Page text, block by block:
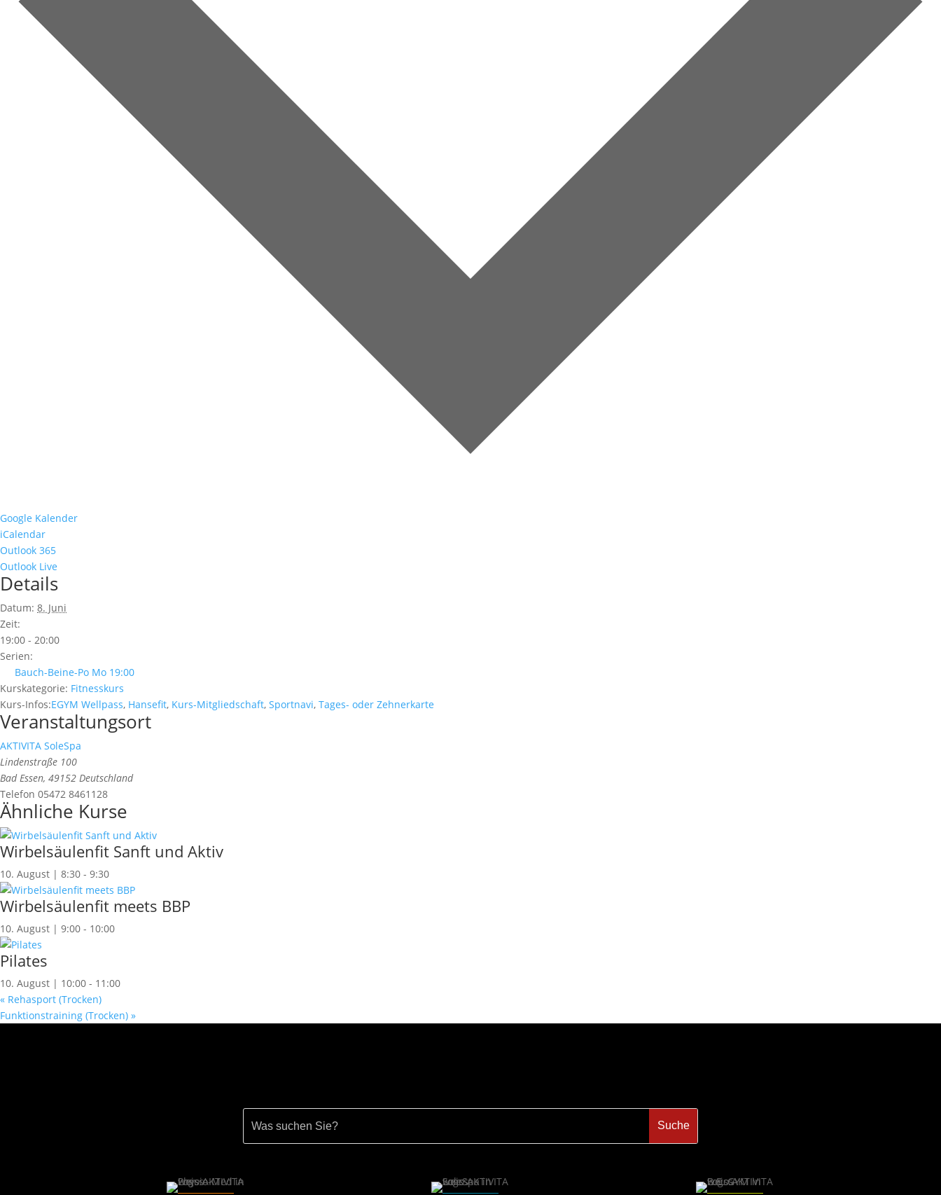
Google Kalender
iCalendar
Outlook 365
Outlook Live
Details
Datum: 8. Juni
Zeit:
19:00 - 20:00
Serien:
Bauch-Beine-Po Mo 19:00
Kurskategorie: Fitnesskurs
Kurs-Infos:EGYM Wellpass, Hansefit, Kurs-Mitgliedschaft, Sportnavi, Tages- oder Zehnerkarte
Veranstaltungsort
AKTIVITA SoleSpa
Lindenstraße 100
Bad Essen, 49152 Deutschland
Telefon 05472 8461128
Ähnliche Kurse
Wirbelsäulenfit Sanft und Aktiv
10. August | 8:30 - 9:30
Wirbelsäulenfit meets BBP
10. August | 9:00 - 10:00
Pilates
10. August | 10:00 - 11:00
« Rehasport (Trocken)
Funktionstraining (Trocken) »